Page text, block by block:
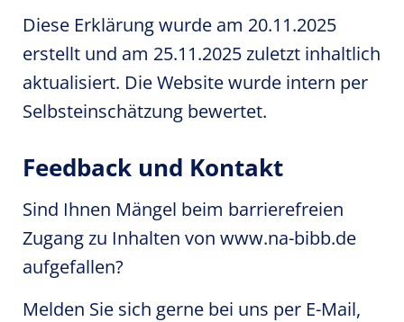
Diese Erklärung wurde am 20.11.2025
erstellt und am 25.11.2025 zuletzt inhaltlich
aktualisiert. Die Website wurde intern per
Selbsteinschätzung bewertet.
Feedback und Kontakt
Sind Ihnen Mängel beim barrierefreien
Zugang zu Inhalten von www.na-bibb.de
aufgefallen?
Melden Sie sich gerne bei uns per E-Mail,